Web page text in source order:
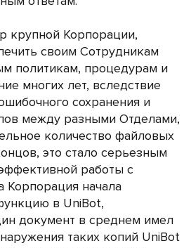
крупной Корпорации,
своим Сотрудникам
политикам, процедурам и
многих лет, вследствие
сохранения и
между разными Отделами,
количество файловых
это стало серьезным
работы с
Корпорация начала
в UniBot,
документ в среднем имел
таких копий UniBot